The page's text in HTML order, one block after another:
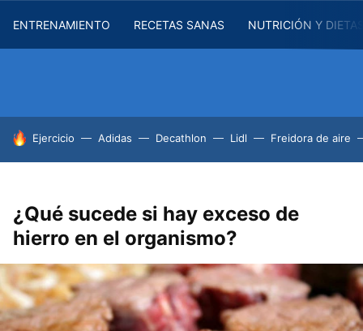
ENTRENAMIENTO RECETAS SANAS NUTRICIÓN Y
HOY SE HABLA DE
Ejercicio Adidas Decathlon Lidl Freidora de aire
¿Qué sucede si hay exceso de
hierro en el organismo?